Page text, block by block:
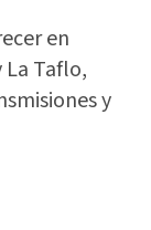
en
La Taflo,
y